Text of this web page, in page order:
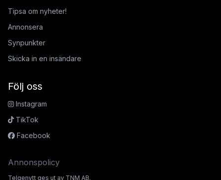
Tipsa om nyheter!
Annonsera
Synpunkter
Skicka in en insändare
Följ oss
Instagram
TikTok
Facebook
Annonspolicy
Telgenytt ges ut av TNM AB.